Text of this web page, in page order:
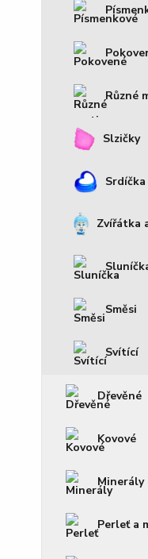
Různé
Slzičky
Srdíčka
Zvířátka
Směsi
Svítící
Dřevěné
Kovové
Minerály
Perleť a